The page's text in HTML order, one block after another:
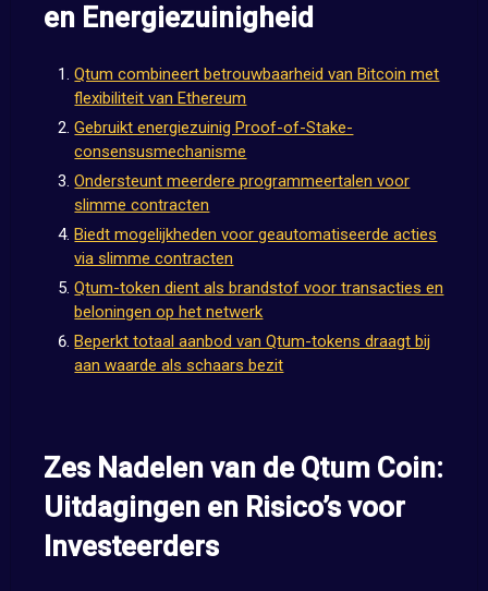
en Energiezuinigheid
Qtum combineert betrouwbaarheid van Bitcoin met
flexibiliteit van Ethereum
Gebruikt energiezuinig Proof-of-Stake-
consensusmechanisme
Ondersteunt meerdere programmeertalen voor
slimme contracten
Biedt mogelijkheden voor geautomatiseerde acties
via slimme contracten
Qtum-token dient als brandstof voor transacties en
beloningen op het netwerk
Beperkt totaal aanbod van Qtum-tokens draagt bij
aan waarde als schaars bezit
Zes Nadelen van de Qtum Coin:
Uitdagingen en Risico’s voor
Investeerders